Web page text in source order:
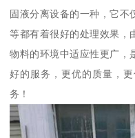
固液分离设备的一种，它不
等都有着很好的处理效果，
物料的环境中适应性更广，
好的服务，更优的质量，
务！